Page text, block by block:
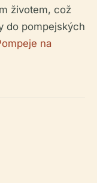
životem, což
do pompejských
na